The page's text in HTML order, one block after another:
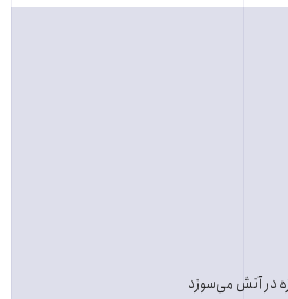
در آتش می‌سوزد